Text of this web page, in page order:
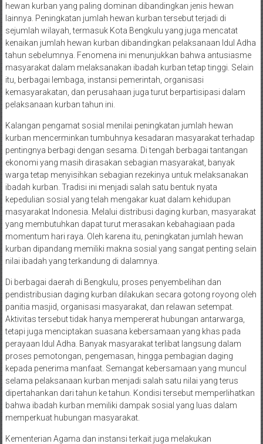
hewan kurban yang paling dominan dibandingkan jenis hewan
lainnya. Peningkatan jumlah hewan kurban tersebut terjadi di
sejumlah wilayah, termasuk Kota Bengkulu yang juga mencatat
kenaikan jumlah hewan kurban dibandingkan pelaksanaan Idul Adha
tahun sebelumnya. Fenomena ini menunjukkan bahwa antusiasme
masyarakat dalam melaksanakan ibadah kurban tetap tinggi. Selain
itu, berbagai lembaga, instansi pemerintah, organisasi
kemasyarakatan, dan perusahaan juga turut berpartisipasi dalam
pelaksanaan kurban tahun ini.
Kalangan pengamat sosial menilai peningkatan jumlah hewan
kurban mencerminkan tumbuhnya kesadaran masyarakat terhadap
pentingnya berbagi dengan sesama. Di tengah berbagai tantangan
ekonomi yang masih dirasakan sebagian masyarakat, banyak
warga tetap menyisihkan sebagian rezekinya untuk melaksanakan
ibadah kurban. Tradisi ini menjadi salah satu bentuk nyata
kepedulian sosial yang telah mengakar kuat dalam kehidupan
masyarakat Indonesia. Melalui distribusi daging kurban, masyarakat
yang membutuhkan dapat turut merasakan kebahagiaan pada
momentum hari raya. Oleh karena itu, peningkatan jumlah hewan
kurban dipandang memiliki makna sosial yang sangat penting selain
nilai ibadah yang terkandung di dalamnya.
Di berbagai daerah di Bengkulu, proses penyembelihan dan
pendistribusian daging kurban dilakukan secara gotong royong oleh
panitia masjid, organisasi masyarakat, dan relawan setempat.
Aktivitas tersebut tidak hanya mempererat hubungan antarwarga,
tetapi juga menciptakan suasana kebersamaan yang khas pada
perayaan Idul Adha. Banyak masyarakat terlibat langsung dalam
proses pemotongan, pengemasan, hingga pembagian daging
kepada penerima manfaat. Semangat kebersamaan yang muncul
selama pelaksanaan kurban menjadi salah satu nilai yang terus
dipertahankan dari tahun ke tahun. Kondisi tersebut memperlihatkan
bahwa ibadah kurban memiliki dampak sosial yang luas dalam
memperkuat hubungan masyarakat.
Kementerian Agama dan instansi terkait juga melakukan